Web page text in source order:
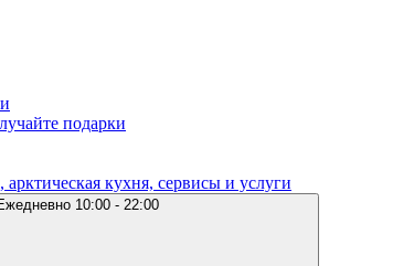
подарки
кухня, сервисы и услуги
10:00 - 22:00